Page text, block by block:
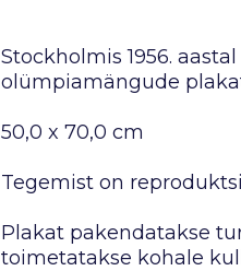
Stockholmis 1956.
olümpiamängude
50,0 x 70,0 cm
Tegemist on
Plakat pakendatakse
toimetatakse kohale